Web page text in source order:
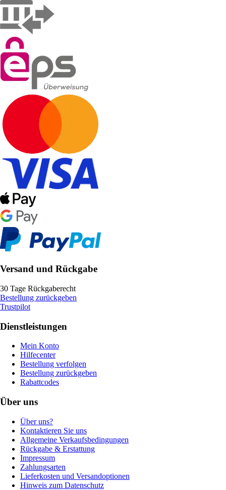
Versand und Rückgabe
30 Tage Rückgaberecht
Bestellung zurückgeben
Trustpilot
Dienstleistungen
Mein Konto
Hilfecenter
Bestellung verfolgen
Bestellung zurückgeben
Rabattcodes
Über uns
Über uns?
Kontaktieren Sie uns
Allgemeine Verkaufsbedingungen
Rückgabe & Erstattung
Impressum
Zahlungsarten
Lieferkosten und Versandoptionen
Hinweis zum Datenschutz